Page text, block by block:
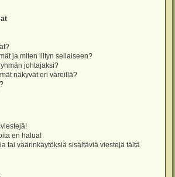
ja miten liityn sellaiseen?
johtajaksi?
näkyvät eri väreillä?
en halua!
tai väärinkäytöksiä sisältäviä viestejä tältä